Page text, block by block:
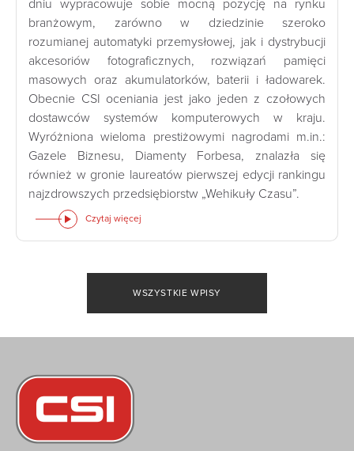
dniu wypracowuje sobie mocną pozycję na rynku
branżowym, zarówno w dziedzinie szeroko
rozumianej automatyki przemysłowej, jak i dystrybucji
akcesoriów fotograficznych, rozwiązań pamięci
masowych oraz akumulatorków, baterii i ładowarek.
Obecnie CSI oceniania jest jako jeden z czołowych
dostawców systemów komputerowych w kraju.
Wyróżniona wieloma prestiżowymi nagrodami m.in.:
Gazele Biznesu, Diamenty Forbesa, znalazła się
również w gronie laureatów pierwszej edycji rankingu
najzdrowszych przedsiębiorstw „Wehikuły Czasu”.
Czytaj więcej
WSZYSTKIE WPISY